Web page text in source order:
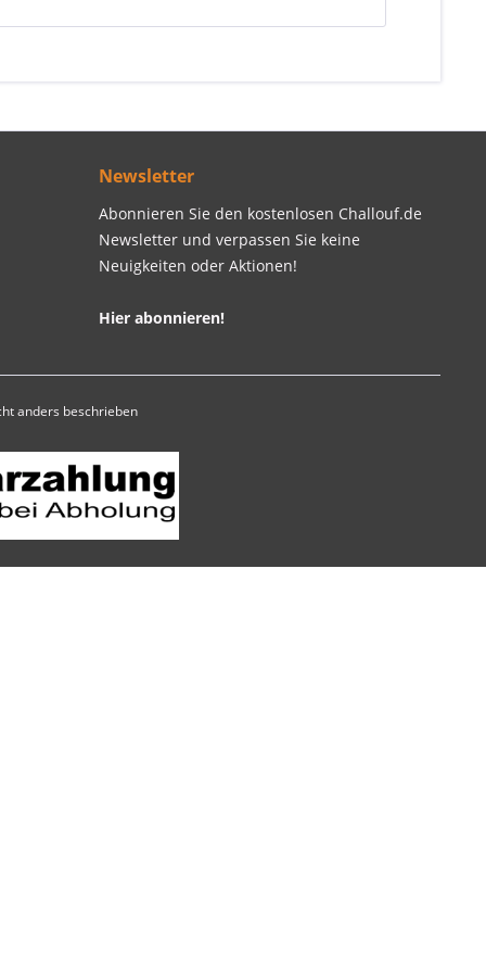
Newsletter
Abonnieren Sie den kostenlosen Challouf.de
Newsletter und verpassen Sie keine
Neuigkeiten oder Aktionen!
Hier abonnieren!
anders beschrieben